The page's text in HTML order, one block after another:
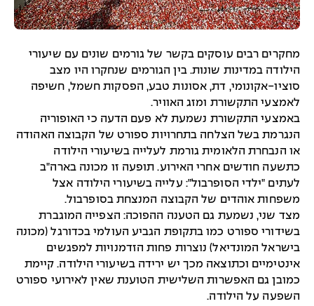
מחקרים רבים עוסקים בקשר של גורמים שונים עם שיעורי
הילודה במדינות שונות. בין הגורמים שנחקרו היו מצב
סוציו-אקונומי, דת, אסונות טבע, הפסקות חשמל, חשיפה
לאמצעי התקשורת ומזג האוויר.
באמצעי התקשורת נשמעת לא פעם הדעה כי האופוריה
הנגרמת בשל הצלחה בתחרויות ספורט של הקבוצה האהודה
או הנבחרת הלאומית גורמת לעלייה בשיעורי הילודה
כתשעה חודשים אחרי האירוע. תופעה זו מכונה בארה"ב
לעתים "ילדי הסופרבול": עלייה בשיעורי הילודה אצל
משפחות אוהדים של הקבוצה המנצחת בסופרבול.
מצד שני, נשמעת גם הטענה ההפוכה: הצפייה המוגברת
בשידורי ספורט כמו בתקופת הגביע העולמי בכדורגל (מכונה
בישראל המונדיאל) נוצרות פחות הזדמנויות למפגשים
אינטימיים וכתוצאה מכך יש ירידה בשיעורי הילודה. קיימת
כמובן גם האפשרות השלישית הטוענת שאין לאירועי ספורט
השפעה על הילודה.